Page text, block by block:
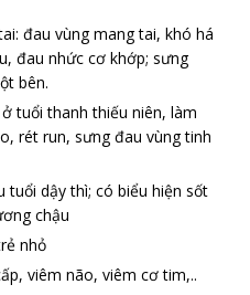
đau vùng mang tai, khó há
đau nhức cơ khớp; sưng
bên.
tuổi thanh thiếu niên, làm
rét run, sưng đau vùng tinh
tuổi dậy thì; có biểu hiện sốt
chậu
nhỏ
viêm não, viêm cơ tim,..